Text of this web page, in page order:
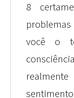
8
você o